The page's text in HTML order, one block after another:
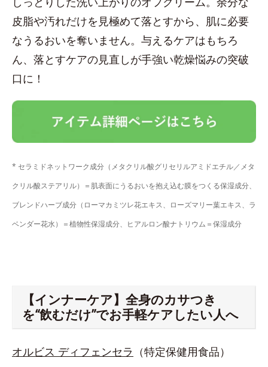
皮脂や汚れだけを見極めて落とすから、肌に必要
なうるおいを奪いません。与えるケアはもちろ
ん、落とすケアの見直しが手強い乾燥悩みの突破
口に！
* セラミドネットワーク成分（メタクリル酸グリセリルアミドエチル／メタ
クリル酸ステアリル）＝肌表面にうるおいを抱え込む膜をつくる保湿成分、
ブレンドハーブ成分（ローマカミツレ花エキス、ローズマリー葉エキス、ラ
ベンダー花水）＝植物性保湿成分、ヒアルロン酸ナトリウム＝保湿成分
【インナーケア】全身のカサつき
を“飲むだけ”でお手軽ケアしたい人へ
オルビス ディフェンセラ （特定保健用食品）